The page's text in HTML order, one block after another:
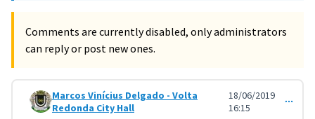
Comments are currently disabled, only administrators
can reply or post new ones.
Comment 738 (reply to comment 737)
Marcos Vinícius Delgado - Volta
Redonda City Hall
18/06/2019
16:15